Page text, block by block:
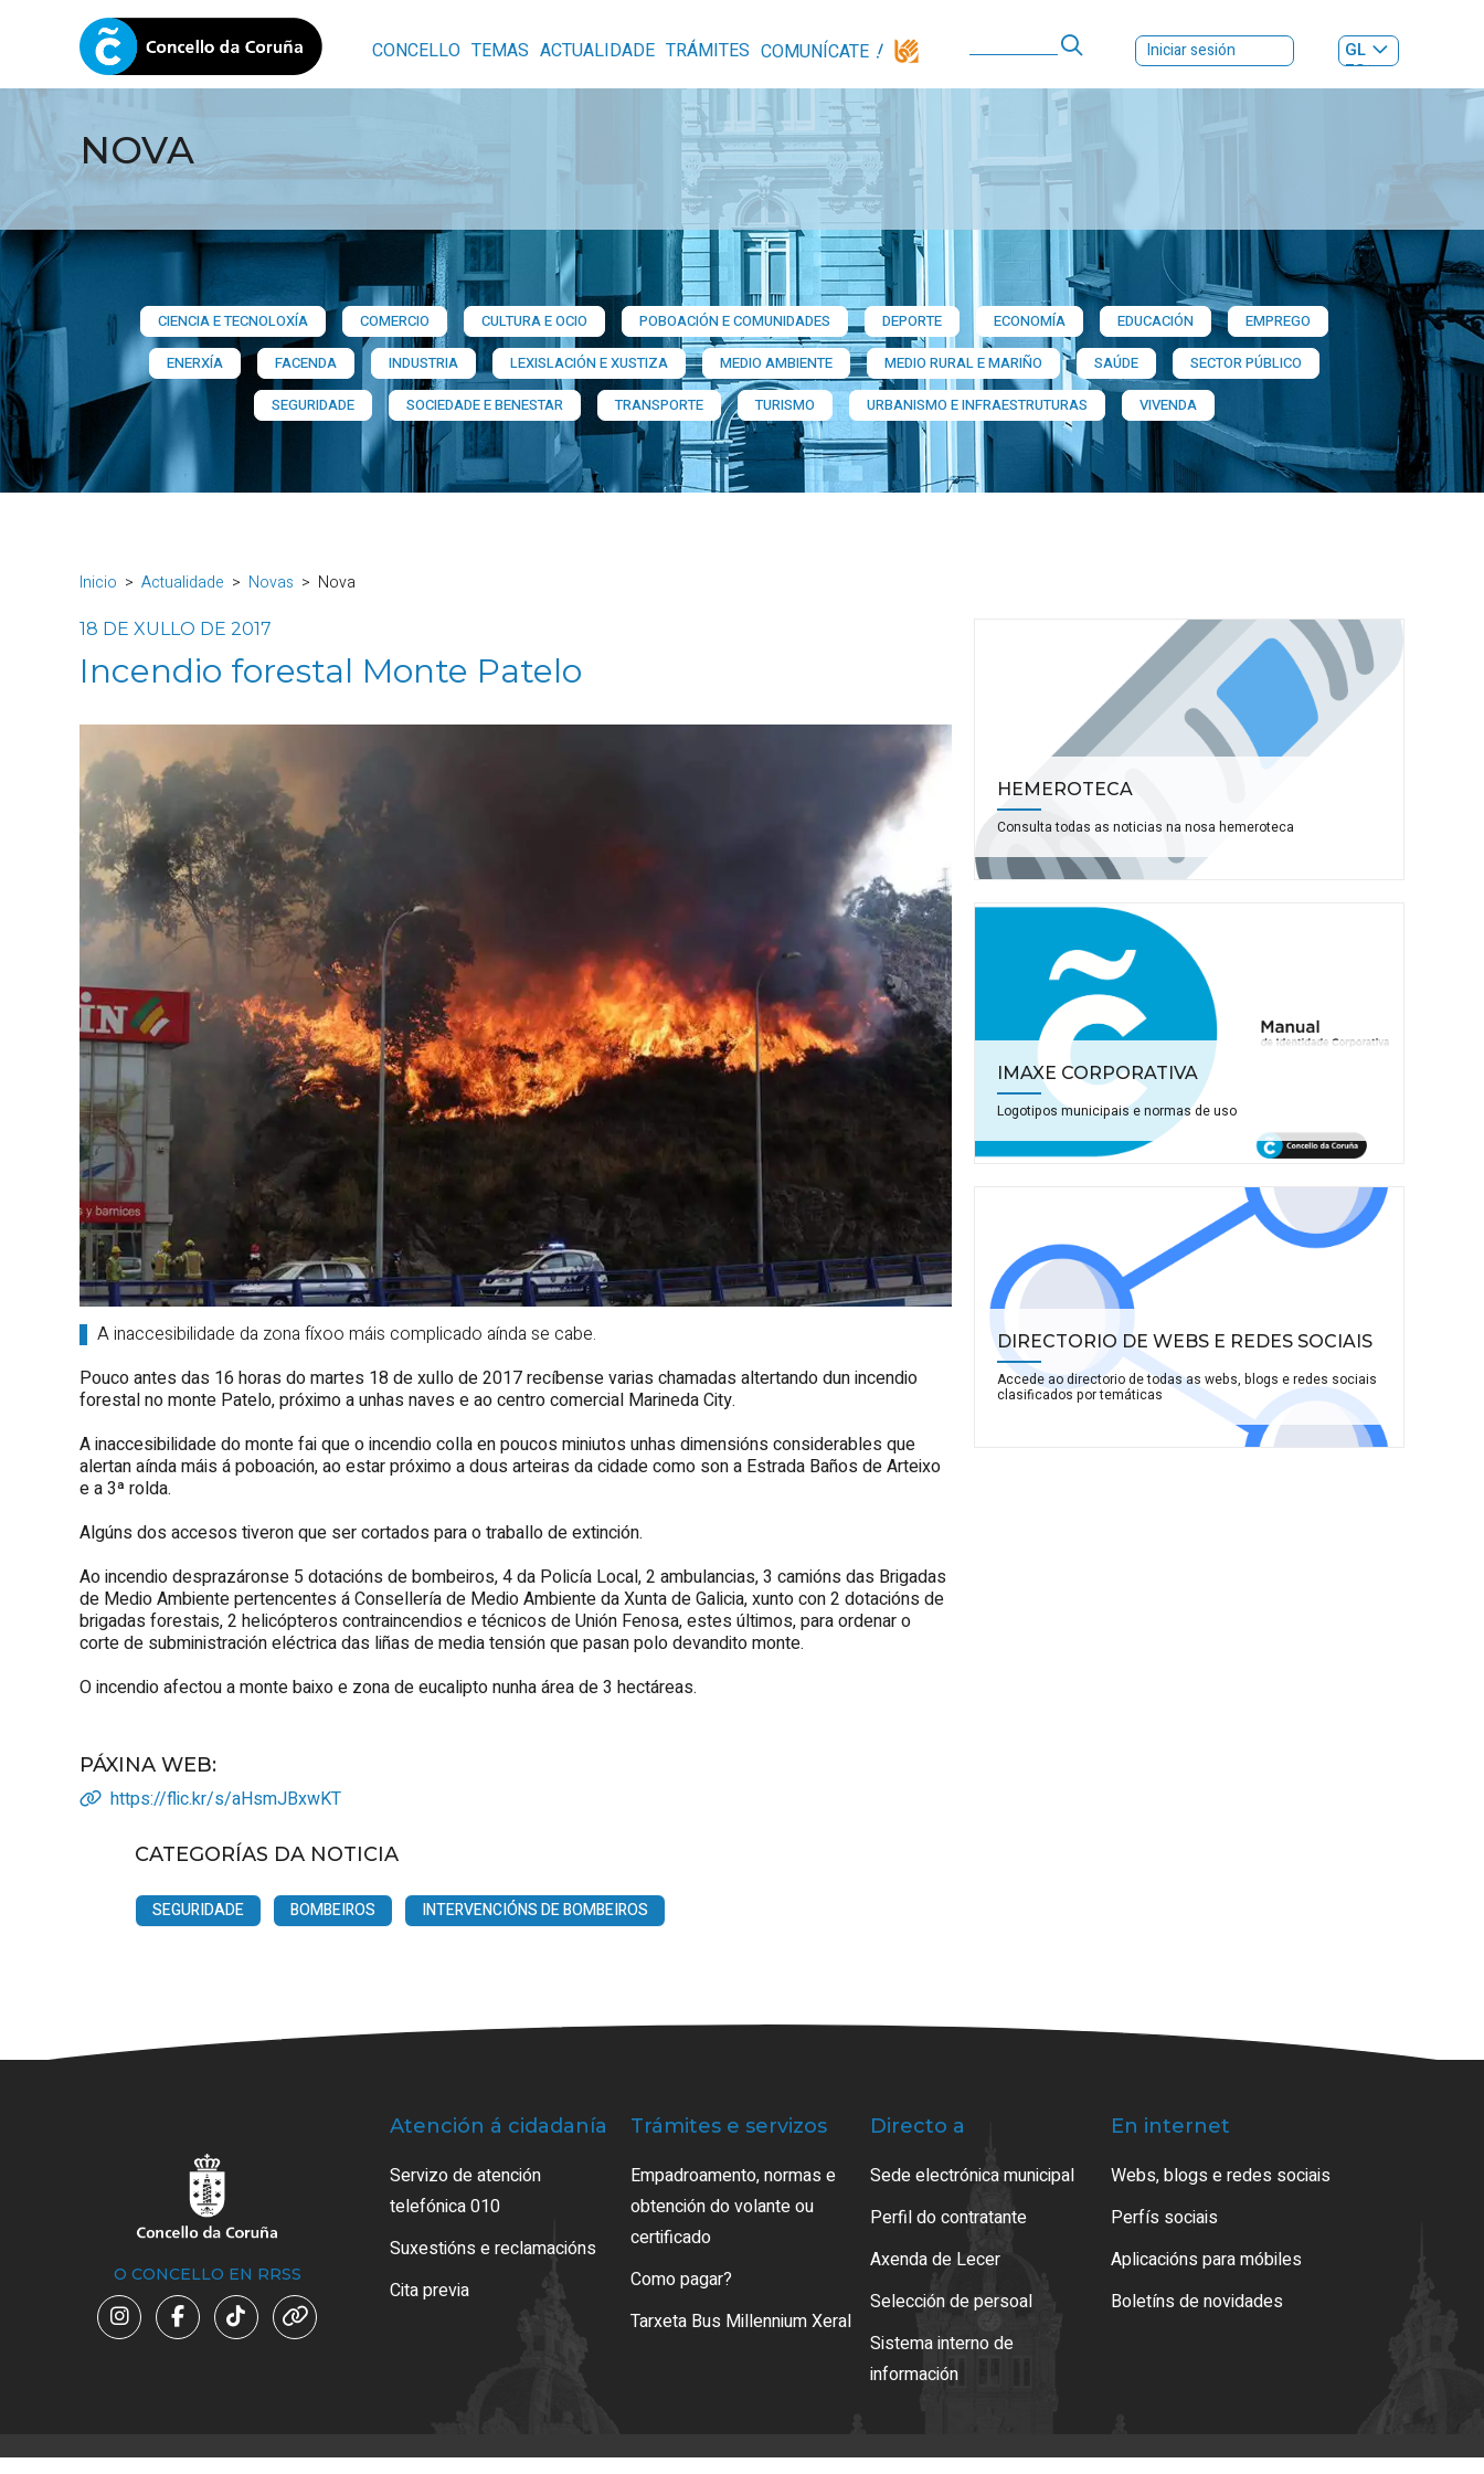
CONCELLO TEMAS ACTUALIDADE TRÁMITES COMUNÍCATE Iniciar sesión
GL
ES|
NOVA
CIENCIA E TECNOLOXÍA COMERCIO CULTURA E OCIO POBOACIÓN E COMUNIDADES DEPORTE ECONOMÍA EDUCACIÓN
EMPREGO
ENERXÍA
FACENDA INDUSTRIA LEXISLACIÓN E XUSTIZA MEDIO AMBIENTE MEDIO RURAL E MARIÑO SAÚDE
SECTOR PÚBLICO
SEGURIDADE
SOCIEDADE E BENESTAR TRANSPORTE TURISMO URBANISMO E INFRAESTRUTURAS VIVENDA
Inicio Actualidade Novas Nova
18 DE XULLO DE 2017
Incendio forestal Monte Patelo
A inaccesibilidade da zona fíxoo máis complicado aínda se cabe.
Pouco antes das 16 horas do martes 18 de xullo de 2017 recíbense varias chamadas altertando dun incendio
forestal no monte Patelo, próximo a unhas naves e ao centro comercial Marineda City.
A inaccesibilidade do monte fai que o incendio colla en poucos miniutos unhas dimensións considerables que
alertan aínda máis á poboación, ao estar próximo a dous arteiras da cidade como son a Estrada Baños de Arteixo
e a 3ª rolda.
Algúns dos accesos tiveron que ser cortados para o traballo de extinción.
Ao incendio desprazáronse 5 dotacións de bombeiros, 4 da Policía Local, 2 ambulancias, 3 camións das Brigadas
de Medio Ambiente pertencentes á Consellería de Medio Ambiente da Xunta de Galicia, xunto con 2 dotacións de
brigadas forestais, 2 helicópteros contraincendios e técnicos de Unión Fenosa, estes últimos, para ordenar o
corte de subministración eléctrica das liñas de media tensión que pasan polo devandito monte.
O incendio afectou a monte baixo e zona de eucalipto nunha área de 3 hectáreas.
PÁXINA WEB:
https://flic.kr/s/aHsmJBxwKT
CATEGORÍAS DA NOTICIA
SEGURIDADE BOMBEIROS INTERVENCIÓNS DE BOMBEIROS
HEMEROTECA
Consulta todas as noticias na nosa hemeroteca
IMAXE CORPORATIVA
Logotipos municipais e normas de uso
DIRECTORIO DE WEBS E REDES SOCIAIS
Accede ao directorio de todas as webs, blogs e redes sociais
clasificados por temáticas
O CONCELLO EN RRSS
Atención á cidadanía
Servizo de atención
telefónica 010
Suxestións e reclamacións
Cita previa
Trámites e servizos
Empadroamento, normas e
obtención do volante ou
certificado
Como pagar?
Tarxeta Bus Millennium Xeral
Directo a
Sede electrónica municipal
Perfil do contratante
Axenda de Lecer
Selección de persoal
Sistema interno de
información
En internet
Webs, blogs e redes sociais
Perfís sociais
Aplicacións para móbiles
Boletíns de novidades